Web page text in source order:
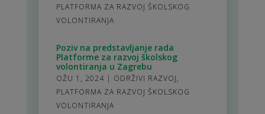
PLATFORMA ZA RAZVOJ ŠKOLSKOG
VOLONTIRANJA
Poziv na predstavljanje rada
Platforme za razvoj školskog
volontiranja u Zagrebu
OŽU 1, 2024 | ODRŽIVI RAZVOJ,
PLATFORMA ZA RAZVOJ ŠKOLSKOG
VOLONTIRANJA